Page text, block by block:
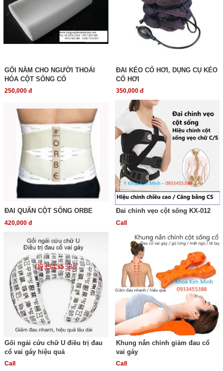
GỐI NẰM CHO NGƯỜI THOÁI
HÓA CỘT SỐNG CỔ
250,000 đ
ĐAI KÉO CỔ HƠI, DỤNG CỤ KÉO
CỔ HƠI
350,000 đ
ĐAI QUẤN CỘT SỐNG ORBE
420,000 đ
Đai chỉnh vẹo cột sống KX-012
Call
Gối ngải cứu chữ U điều trị đau
cổ vai gáy hiệu quả
Call
Khung nắn chỉnh giảm đau cổ
vai gáy
Call